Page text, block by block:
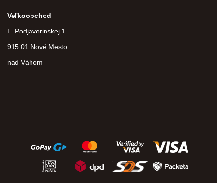
Veľkoobchod
L. Podjavorinskej 1
915 01 Nové Mesto
nad Váhom